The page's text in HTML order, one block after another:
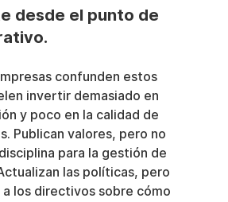
desde el punto de
confunden estos
invertir demasiado en
y poco en la calidad de
Publican valores, pero no
para la gestión de
las políticas, pero
a los directivos sobre cómo